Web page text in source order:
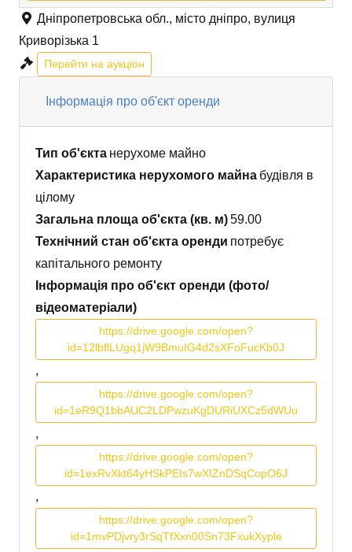
Дніпропетровська обл., місто дніпро, вулиця
Криворізька 1
Перейти на аукціон
Інформація про об'єкт оренди
Тип об'єкта нерухоме майно
Характеристика нерухомого майна будівля в
цілому
Загальна площа об'єкта (кв. м)59.00
Технічний стан об'єкта оренди потребує
капітального ремонту
Інформація про об'єкт оренди (фото/
відеоматеріали)
https://drive.google.com/open?
id=12lbflLUgq1jW9BmuIG4d2sXFoFucKb0J
,
https://drive.google.com/open?
id=1eR9Q1bbAUC2LDPwzuKgDURiUXCz5dWUu
,
https://drive.google.com/open?
id=1exRvXkt64yHSkPEIs7wXIZnDSqCopO6J
,
https://drive.google.com/open?
id=1mvPDjvry3rSqTfXxn00Sn73FxukXyple